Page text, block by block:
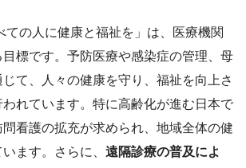
ての人に健康と福祉を」は、医療機関
標です。予防医療や感染症の管理、母
て、人々の健康を守り、福祉を向上さ
れています。特に高齢化が進む日本で
看護の拡充が求められ、地域全体の健
ます。さらに、 遠隔診療の普及によ